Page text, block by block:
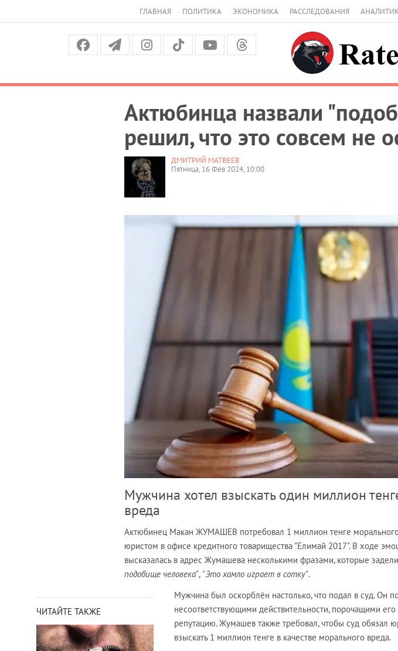
ГЛАВНАЯ ПОЛИТИКА ЭКОНОМИКА РАССЛЕДОВАНИЯ
Актюбинца назвали
решил, что это совсем не
ДМИТРИЙ МАТВЕЕВ
Пятница, 16 Фев 2024, 10:00
Мужчина хотел взыскать один миллион
вреда
Актюбинец Макан ЖУМАШЕВ потребовал 1 миллион тенге морального
юристом в офисе кредитного товарищества "Елимай 2017". В ходе
высказалась в адрес Жумашева несколькими фразами, которые
подобище человека", "Это хамло играет в сотку".
ЧИТАЙТЕ ТАКЖЕ
Мужчина был оскорблён настолько, что подал в суд. Он
несоответствующими действительности, порочащими его
репутацию. Жумашев также требовал, чтобы суд обязал
взыскать 1 миллион тенге в качестве морального вреда.